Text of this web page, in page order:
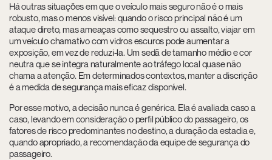
Há outras situações em que o veículo mais seguro não é o mais
robusto, mas o menos visível: quando o risco principal não é um
ataque direto, mas ameaças como sequestro ou assalto, viajar em
um veículo chamativo com vidros escuros pode aumentar a
exposição, em vez de reduzi-la. Um sedã de tamanho médio e cor
neutra que se integra naturalmente ao tráfego local quase não
chama a atenção. Em determinados contextos, manter a discrição
é a medida de segurança mais eficaz disponível.
Por esse motivo, a decisão nunca é genérica. Ela é avaliada caso a
caso, levando em consideração o perfil público do passageiro, os
fatores de risco predominantes no destino, a duração da estadia e,
quando apropriado, a recomendação da equipe de segurança do
passageiro.